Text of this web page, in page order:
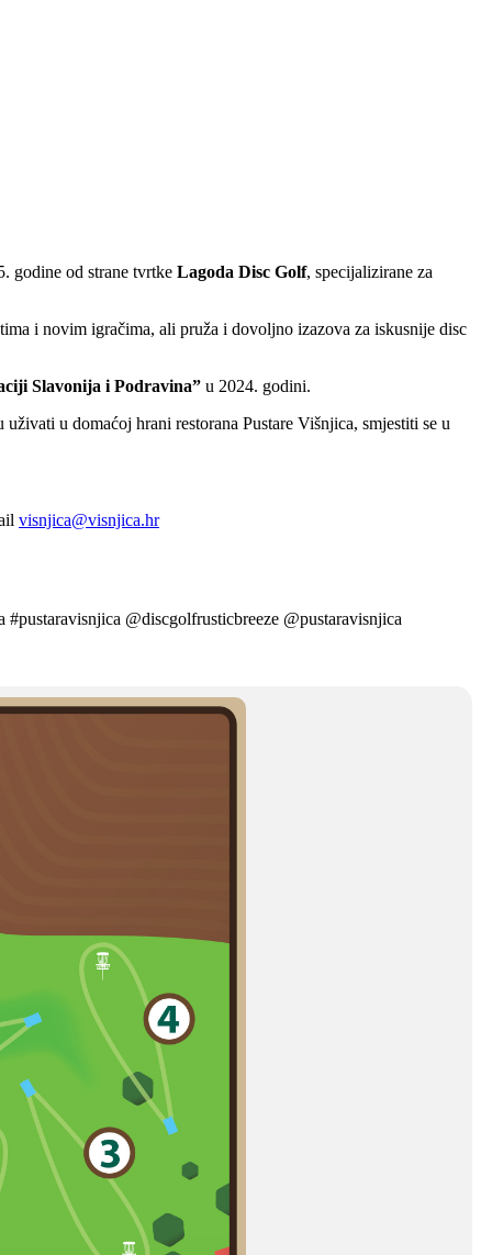
godine od strane tvrtke Lagoda Disc Golf, specijalizirane za
i novim igračima, ali pruža i dovoljno izazova za iskusnije disc
Slavonija i Podravina” u 2024. godini.
u domaćoj hrani restorana Pustare Višnjica, smjestiti se u
visnjica@visnjica.hr
@discgolfrusticbreeze @pustaravisnjica